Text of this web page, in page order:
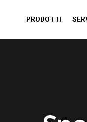
PRODOTTI